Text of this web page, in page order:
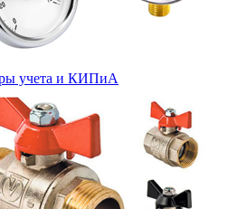
учета и КИПиА